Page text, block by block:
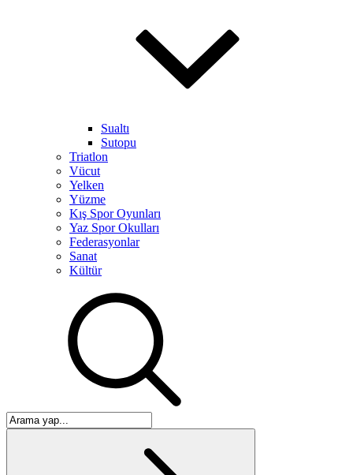
Sualtı
Sutopu
Triatlon
Vücut
Yelken
Yüzme
Kış Spor Oyunları
Yaz Spor Okulları
Federasyonlar
Sanat
Kültür